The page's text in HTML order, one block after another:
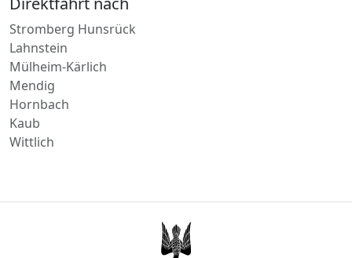
Lahnstein
Mülheim-Kärlich
Mendig
Hornbach
Kaub
Wittlich
Wanderfalke Kurier © 2026